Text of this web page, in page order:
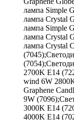
лампа Simple
лампа Crystal
лампа Simple
лампа Crystal
лампа Crystal
2700K E14
wind 6W
Graphene
9W
3000K E14
4000K E14